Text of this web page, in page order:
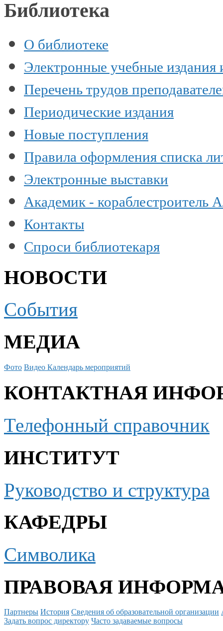
Библиотека
О библиотеке
Электронные учебные издания
Перечень трудов
Периодические издания
Новые поступления
Правила оформления списка
Электронные выставки
Академик - кораблестроитель
Контакты
Спроси библиотекаря
НОВОСТИ
События
МЕДИА
Фото Видео Календарь мероприятий
КОНТАКТНАЯ
Телефонный справочник
ИНСТИТУТ
Руководство и структура
КАФЕДРЫ
Символика
ПРАВОВАЯ
Партнеры История Сведения об образовательной организации
Задать вопрос директору Часто задаваемые вопросы